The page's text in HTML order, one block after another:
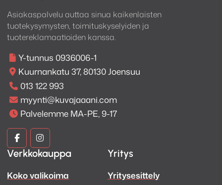
Asiakaspalvelu auttaa sinua kaikenlaisten
tuotekysymysten, toimituskyselyiden ja
tuotereklamaatioiden kanssa.
Y-tunnus 0936006-1
Kuurnankatu 37, 80130 Joensuu
013 122 993
myynti@kuvajaaani.com
Palvelemme MA-PE, 9-17
Kuva
ja
Ääni
Kuva
ja
Ääni
Verkkokauppa
Koko valikoima
Yritys
Yritysesittely